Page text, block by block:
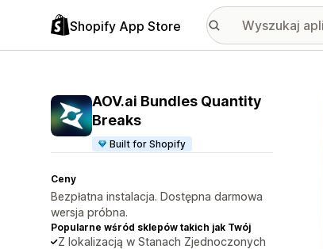
Shopify App Store
AOV.ai Bundles Quantity
Breaks
Built for Shopify
Ceny
Bezpłatna instalacja. Dostępna darmowa
wersja próbna.
Popularne wśród sklepów takich jak Twój
Z lokalizacją w Stanach Zjednoczonych